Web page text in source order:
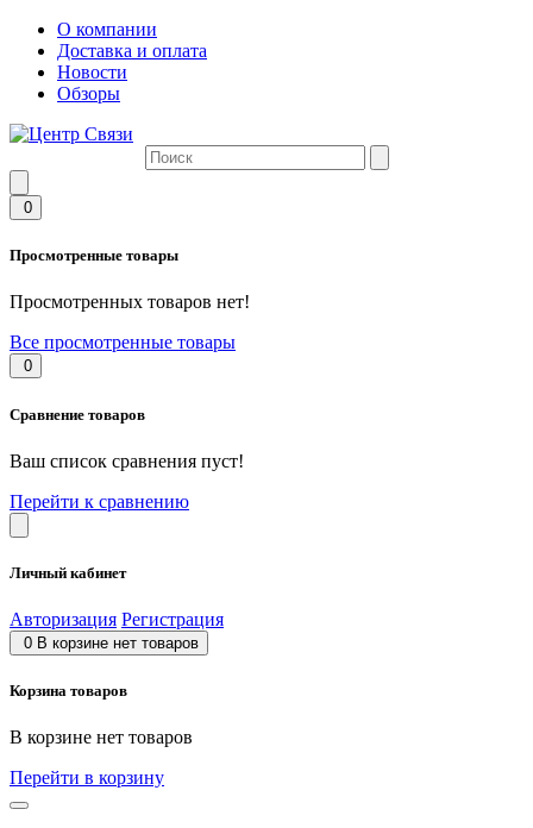
О компании
Доставка и оплата
Новости
Обзоры
0
Просмотренные товары
Просмотренных товаров нет!
Все просмотренные товары
0
Сравнение товаров
Ваш список сравнения пуст!
Перейти к сравнению
Личный кабинет
Авторизация Регистрация
0 В корзине нет товаров
Корзина товаров
В корзине нет товаров
Перейти в корзину